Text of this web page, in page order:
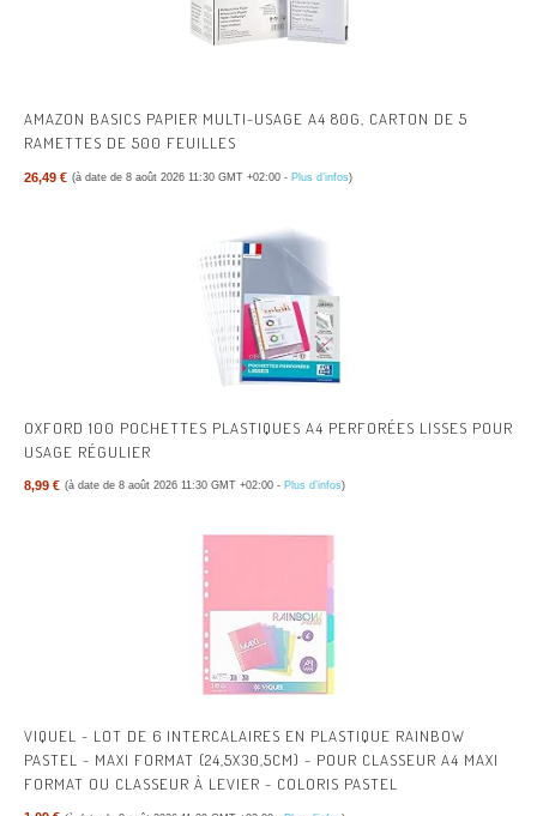
AMAZON BASICS PAPIER MULTI-USAGE A4 80G, CARTON DE 5
RAMETTES DE 500 FEUILLES
26,49 € (à date de 8 août 2026 11:30 GMT +02:00 - Plus d’infos)
OXFORD 100 POCHETTES PLASTIQUES A4 PERFORÉES LISSES POUR
USAGE RÉGULIER
8,99 € (à date de 8 août 2026 11:30 GMT +02:00 - Plus d’infos)
VIQUEL - LOT DE 6 INTERCALAIRES EN PLASTIQUE RAINBOW
PASTEL - MAXI FORMAT (24,5X30,5CM) - POUR CLASSEUR A4 MAXI
FORMAT OU CLASSEUR À LEVIER - COLORIS PASTEL